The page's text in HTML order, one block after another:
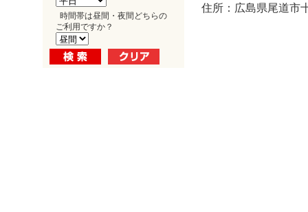
時間帯は昼間・夜間どちらの
ご利用ですか？
住所：広島県尾道市